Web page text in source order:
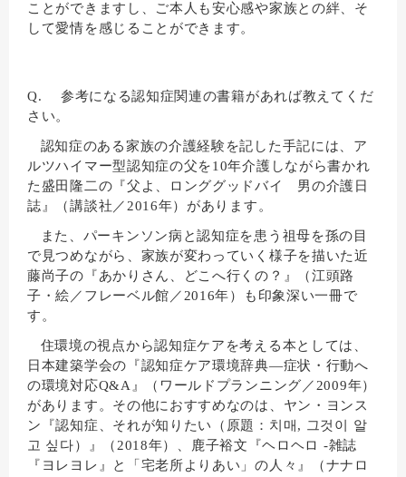
ことができますし、ご本人も安心感や家族との絆、そ
して愛情を感じることができます。
Q. 参考になる認知症関連の書籍があれば教えてくだ
さい。
認知症のある家族の介護経験を記した手記には、ア
ルツハイマー型認知症の父を10年介護しながら書かれ
た盛田隆二の『父よ、ロンググッドバイ 男の介護日
誌』（講談社／2016年）があります。
また、パーキンソン病と認知症を患う祖母を孫の目
で見つめながら、家族が変わっていく様子を描いた近
藤尚子の『あかりさん、どこへ行くの？』（江頭路
子・絵／フレーベル館／2016年）も印象深い一冊で
す。
住環境の視点から認知症ケアを考える本としては、
日本建築学会の『認知症ケア環境辞典―症状・行動へ
の環境対応Q&A』（ワールドプランニング／2009年）
があります。その他におすすめなのは、ヤン・ヨンス
ン『認知症、それが知りたい（原題： 치매 , 그것이
알
고 싶다）』（2018年）、鹿子裕文『ヘロヘロ -雑誌
『ヨレヨレ』と「宅老所よりあい」の人々』（ナナロ